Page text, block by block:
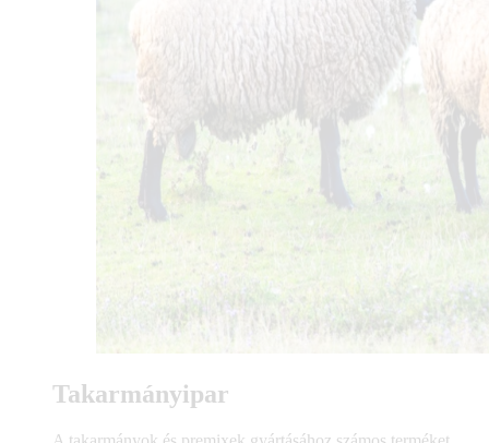
Takarmányipar